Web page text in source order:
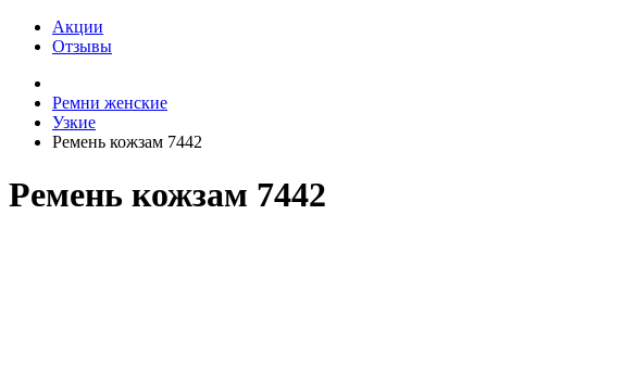
Акции
Отзывы
Ремни женские
Узкие
Ремень кожзам 7442
Ремень кожзам 7442